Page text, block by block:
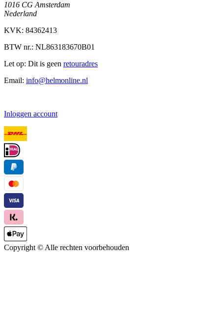
1016 CG Amsterdam
Nederland
KVK: 84362413
BTW nr.: NL863183670B01
Let op: Dit is geen retouradres
Email: info@helmonline.nl
Inloggen account
Copyright © Alle rechten voorbehouden